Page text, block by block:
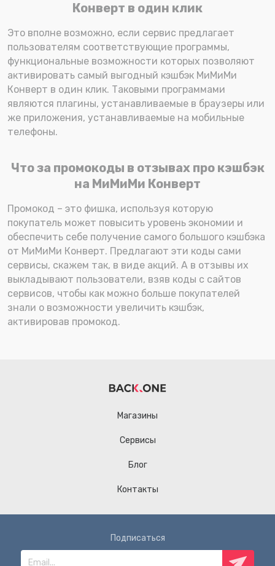
Конверт в один клик
Это вполне возможно, если сервис предлагает
пользователям соответствующие программы,
функциональные возможности которых позволяют
активировать самый выгодный кэшбэк МиМиМи
Конверт в один клик. Таковыми программами
являются плагины, устанавливаемые в браузеры или
же приложения, устанавливаемые на мобильные
телефоны.
Что за промокоды в отзывах про кэшбэк
на МиМиМи Конверт
Промокод – это фишка, используя которую
покупатель может повысить уровень экономии и
обеспечить себе получение самого большого кэшбэка
от МиМиМи Конверт. Предлагают эти коды сами
сервисы, скажем так, в виде акций. А в отзывы их
выкладывают пользователи, взяв коды с сайтов
сервисов, чтобы как можно больше покупателей
знали о возможности увеличить кэшбэк,
активировав промокод.
Магазины
Сервисы
Блог
Контакты
Подписаться